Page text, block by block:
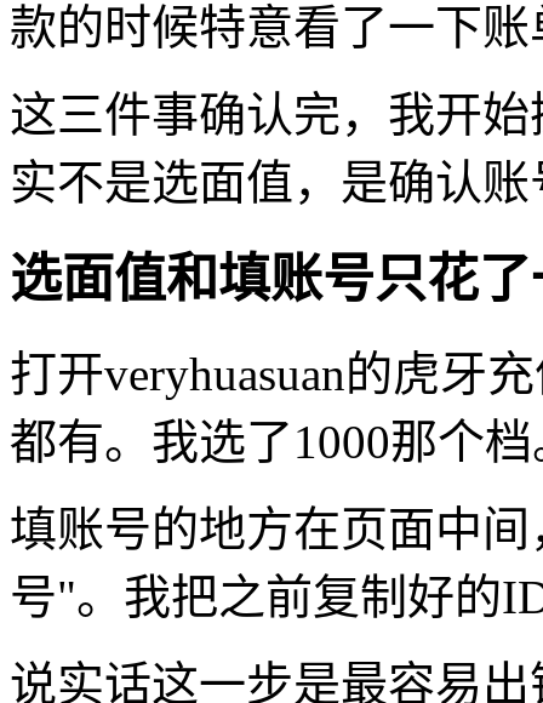
款的时候特意看了一下
这三件事确认完，我开始
实不是选面值，是确认账
选面值和填账号只花
打开veryhuasuan的虎牙
都有。我选了1000那个
填账号的地方在页面中
号"。我把之前复制好的
说实话这一步是最容易